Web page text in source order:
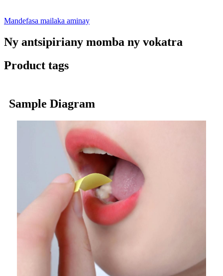
Mandefasa mailaka aminay
Ny antsipiriany momba ny vokatra
Product tags
Sample Diagram